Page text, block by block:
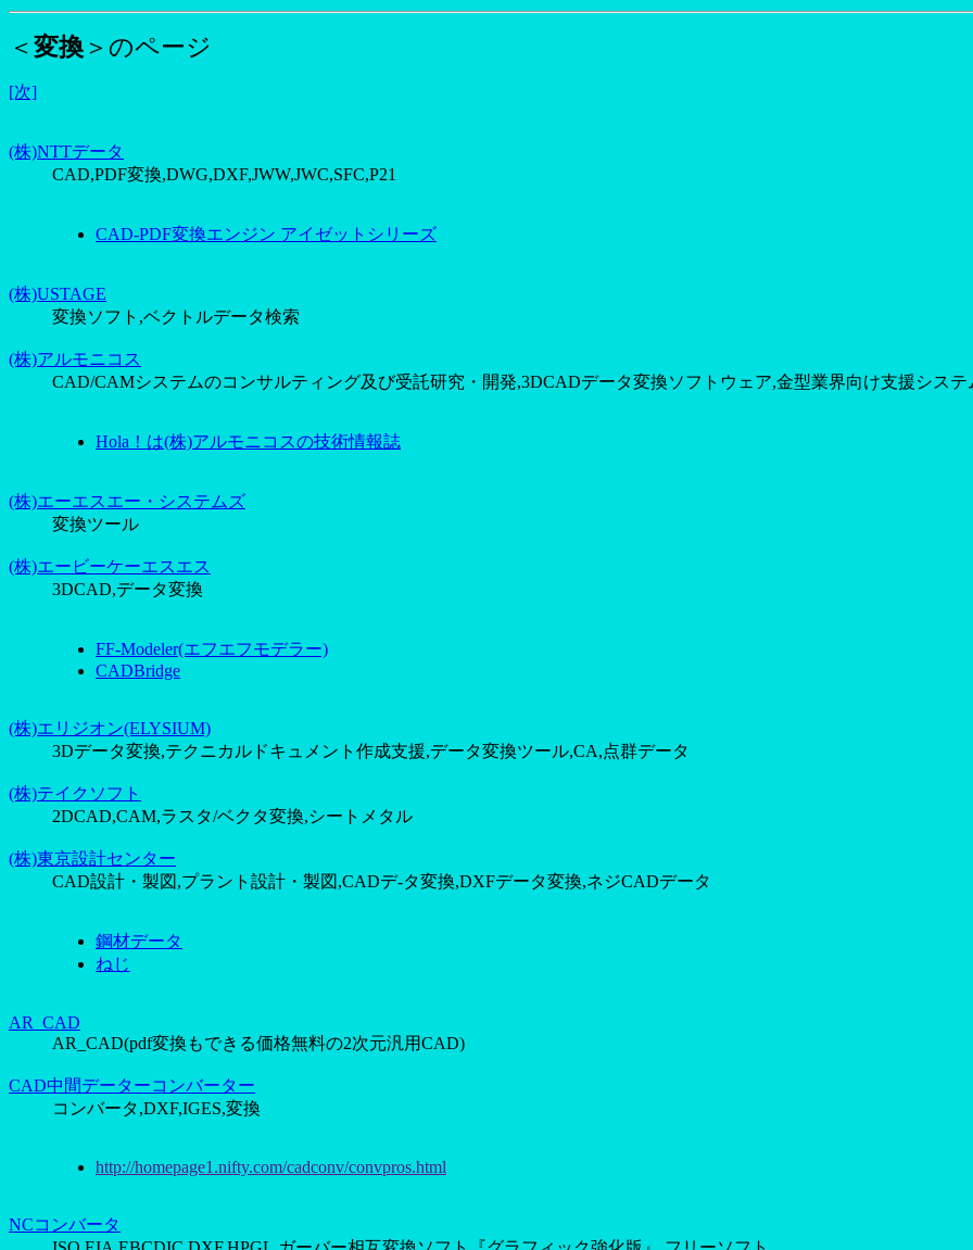
＜ 変換 ＞のページ
[次]
(株)NTTデータ
CAD,PDF変換,DWG,DXF,JWW,JWC,SFC,P21
CAD-PDF変換エンジン アイゼットシリーズ
(株)USTAGE
変換ソフト,ベクトルデータ検索
(株)アルモニコス
CAD/CAMシステムのコンサルティング及び受託研究・開発,3DCADデータ変換ソフトウェア,金型業界向け支援シス
Hola！は(株)アルモニコスの技術情報誌
(株)エーエスエー・システムズ
変換ツール
(株)エービーケーエスエス
3DCAD,データ変換
FF-Modeler(エフエフモデラー)
CADBridge
(株)エリジオン(ELYSIUM)
3Dデータ変換,テクニカルドキュメント作成支援,データ変換ツール,CA,点群データ
(株)テイクソフト
2DCAD,CAM,ラスタ/ベクタ変換,シートメタル
(株)東京設計センター
CAD設計・製図,プラント設計・製図,CADデ-タ変換,DXFデータ変換,ネジCADデータ
鋼材データ
ねじ
AR_CAD
AR_CAD(pdf変換もできる価格無料の2次元汎用CAD)
CAD中間データーコンバーター
コンバータ,DXF,IGES,変換
http://homepage1.nifty.com/cadconv/convpros.html
NCコンバータ